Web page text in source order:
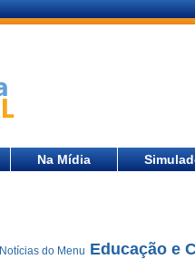
Na Mídia
Notícias do Menu Educação e